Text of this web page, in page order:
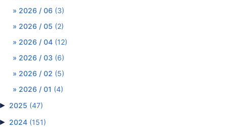
2026 / 06 (3)
2026 / 05 (2)
2026 / 04 (12)
2026 / 03 (6)
2026 / 02 (5)
2026 / 01 (4)
2025 (47)
2024 (151)